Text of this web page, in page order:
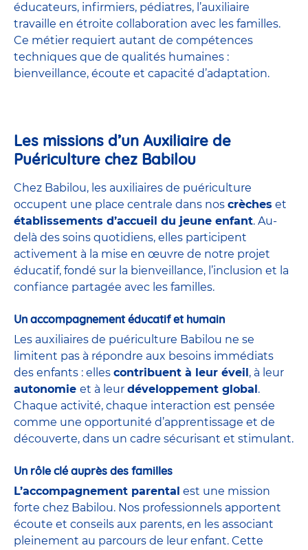
éducateurs, infirmiers, pédiatres, l’auxiliaire
travaille en étroite collaboration avec les familles.
Ce métier requiert autant de compétences
techniques que de qualités humaines :
bienveillance, écoute et capacité d’adaptation.
Les missions d’un Auxiliaire de
Puériculture chez Babilou
Chez Babilou, les auxiliaires de puériculture
occupent une place centrale dans nos crèches et
établissements d’accueil du jeune enfant. Au-
delà des soins quotidiens, elles participent
activement à la mise en œuvre de notre projet
éducatif, fondé sur la bienveillance, l’inclusion et la
confiance partagée avec les familles.
Un accompagnement éducatif et humain
Les auxiliaires de puériculture Babilou ne se
limitent pas à répondre aux besoins immédiats
des enfants : elles contribuent à leur éveil , à leur
autonomie et à leur développement global .
Chaque activité, chaque interaction est pensée
comme une opportunité d’apprentissage et de
découverte, dans un cadre sécurisant et stimulant.
Un rôle clé auprès des familles
L’accompagnement parental est une mission
forte chez Babilou. Nos professionnels apportent
écoute et conseils aux parents, en les associant
pleinement au parcours de leur enfant. Cette